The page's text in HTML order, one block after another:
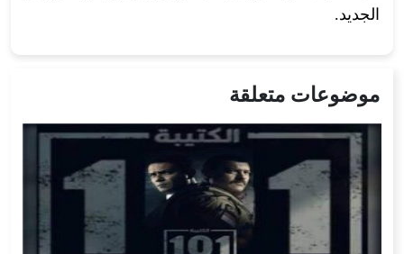
الجديد.
موضوعات متعلقة